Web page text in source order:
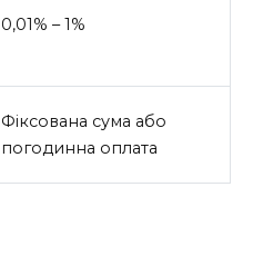
0,01% – 1%
Фіксована сума або
погодинна оплата